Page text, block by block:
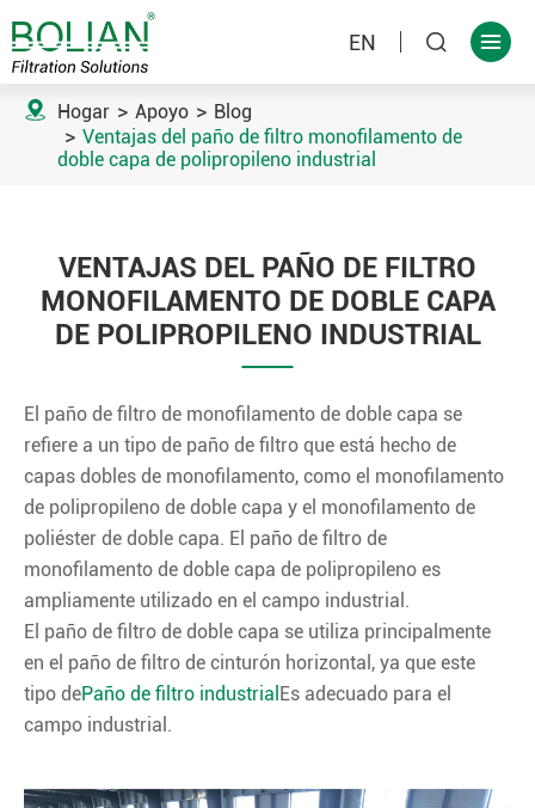
EN  
 Hogar Apoyo
Blog
Ventajas del paño de filtro monofilamento de
doble capa de polipropileno industrial
VENTAJAS DEL PAÑO DE FILTRO
MONOFILAMENTO DE DOBLE CAPA
DE POLIPROPILENO INDUSTRIAL
El paño de filtro de monofilamento de doble capa se
refiere a un tipo de paño de filtro que está hecho de
capas dobles de monofilamento, como el monofilamento
de polipropileno de doble capa y el monofilamento de
poliéster de doble capa. El paño de filtro de
monofilamento de doble capa de polipropileno es
ampliamente utilizado en el campo industrial.
El paño de filtro de doble capa se utiliza principalmente
en el paño de filtro de cinturón horizontal, ya que este
tipo dePaño de filtro industrial Es adecuado para el
campo industrial.